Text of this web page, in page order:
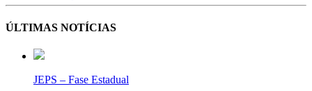
ÚLTIMAS NOTÍCIAS
JEPS – Fase Estadual